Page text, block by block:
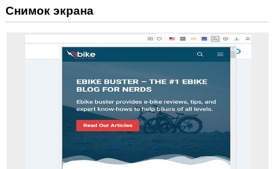
Снимок экрана